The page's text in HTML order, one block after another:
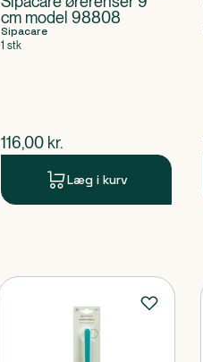
cm model 98808
Sipacare
1 stk
$nuværende pris
116,00 kr.
Læg i kurv